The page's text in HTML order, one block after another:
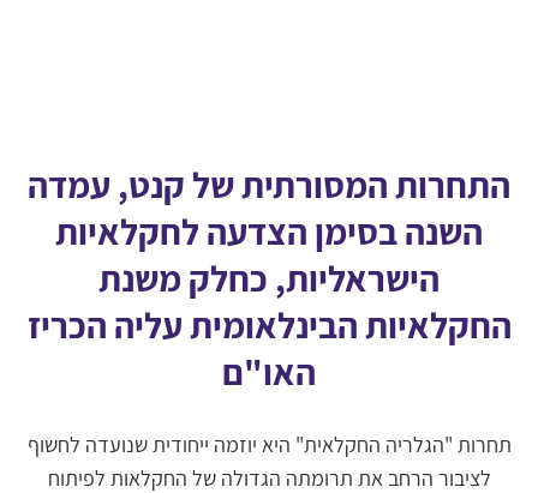
התחרות המסורתית של קנט, עמדה
השנה בסימן הצדעה לחקלאיות
הישראליות, כחלק משנת
החקלאיות הבינלאומית עליה הכריז
האו"ם
תחרות "הגלריה החקלאית" היא יוזמה ייחודית שנועדה לחשוף
לציבור הרחב את תרומתה הגדולה של החקלאות לפיתוח